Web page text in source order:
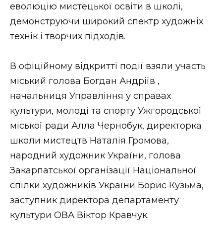
еволюцію мистецької освіти в школі,
демонструючи широкий спектр художніх
технік і творчих підходів.
В офіційному відкритті події взяли участь
міський голова Богдан Андріїв ,
начальниця Управління у справах
культури, молоді та спорту Ужгородської
міської ради Алла Чернобук, директорка
школи мистецтв Наталія Громова,
народний художник України, голова
Закарпатської організації Національної
спілки художників України Борис Кузьма,
заступник директора департаменту
культури ОВА Віктор Кравчук.